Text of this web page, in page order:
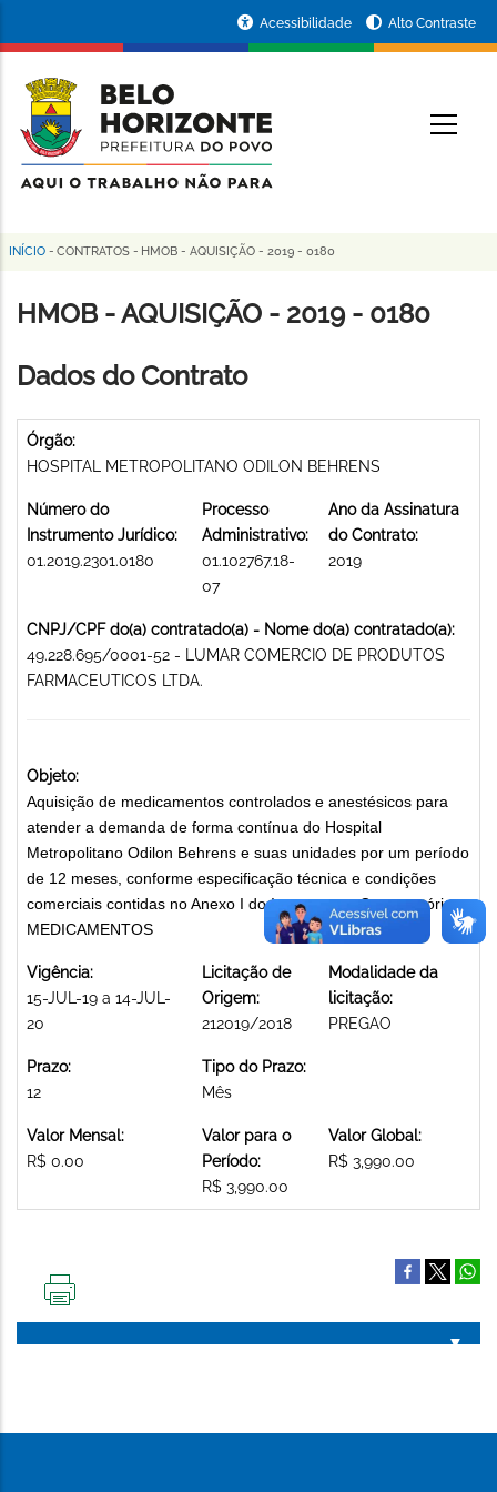
conteúdo
principal
da
Prefeitura
de
Horizonte
Acessibilidade Alto Contraste
Trilha
de
INÍCIO - CONTRATOS - HMOB - AQUISIÇÃO - 2019 - 0180
HMOB - AQUISIÇÃO - 2019 - 0180
Dados do Contrato
Órgão:
HOSPITAL METROPOLITANO ODILON BEHRENS
Número do
Instrumento Jurídico:
01.2019.2301.0180
Processo
Administrativo:
01.102767.18-
07
Ano da Assinatura
do Contrato:
2019
CNPJ/CPF do(a) contratado(a) - Nome do(a) contratado(a):
49.228.695/0001-52 - LUMAR COMERCIO DE PRODUTOS
FARMACEUTICOS LTDA.
Objeto:
Aquisição de medicamentos controlados e anestésicos para
atender a demanda de forma contínua do Hospital
Metropolitano Odilon Behrens e suas unidades por um período
de 12 meses, conforme especificação técnica e condições
comerciais contidas no Anexo I do Instrumento Convocatório.
MEDICAMENTOS
Vigência:
15-JUL-19 a 14-JUL-
20
Licitação de
Origem:
212019/2018
Modalidade da
licitação:
PREGAO
Prazo:
12
Tipo do Prazo:
Mês
Valor Mensal:
R$ 0.00
Valor para o
Período:
R$ 3,990.00
Valor Global:
R$ 3,990.00
PÁGINA